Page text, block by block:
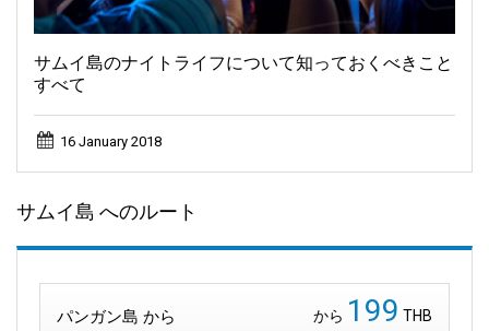
サムイ島のナイトライフについて知っておくべきこと
すべて
16 January 2018
サムイ島 へのルート
パンガン島 から から 199 THB